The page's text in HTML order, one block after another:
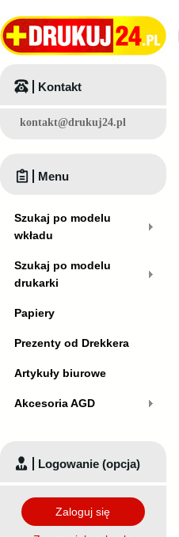
Kontakt
kontakt@drukuj24.pl
Menu
Szukaj po modelu
wkładu
Szukaj po modelu
drukarki
Papiery
Prezenty od Drekkera
Artykuły biurowe
Akcesoria AGD
Logowanie (opcja)
Zaloguj się